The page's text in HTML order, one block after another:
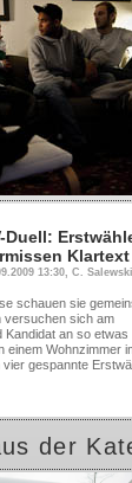
Duell:
Klartext
13:30, C. Salewski
schauen sie
versuchen sich am
Kandidat an so etwas
einem Wohnzimmer
gespannte
der